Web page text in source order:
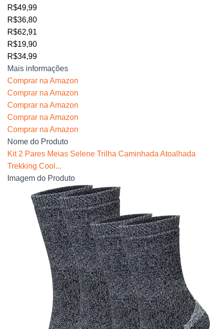
R$49,99
R$36,80
R$62,91
R$19,90
R$34,99
Mais informações
Comprar na Amazon
Comprar na Amazon
Comprar na Amazon
Comprar na Amazon
Comprar na Amazon
Nome do Produto
Kit 2 Pares Meias Selene Trilha Caminhada Atoalhada
Trekking Cool...
Imagem do Produto